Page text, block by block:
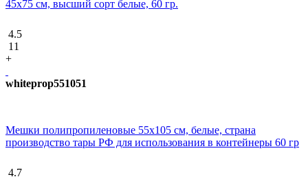
45х75 см, высший сорт белые, 60 гр.
4.5
11
+
whiteprop551051
Мешки полипропиленовые 55х105 см, белые, страна
производство тары РФ для использования в контейнеры 60 гр
4.7